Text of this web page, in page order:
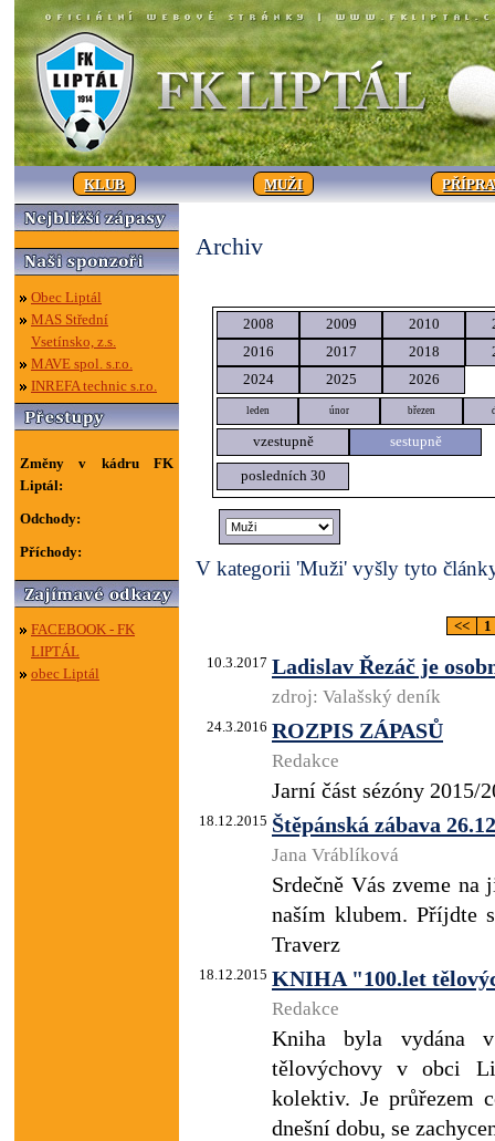
KLUB MUŽI
Obec Liptál
MAS Střední
Vsetínsko, z.s.
MAVE spol. s.r.o.
INREFA technic s.r.o.
Změny v kádru FK
Liptál:
Odchody:
Příchody:
FACEBOOK - FK
LIPTÁL
obec Liptál
Archiv
2008 2009 2010
2016
2017 2018
2024
2025 2026
leden únor březen
vzestupně sestupně
posledních 30
V kategorii 'Muži' vyšly tyto
<< 1
10.3.2017 Ladislav Řezáč je
zdroj: Valašský deník
24.3.2016 ROZPIS ZÁPASŮ
Redakce
Jarní část sézóny 2015/
18.12.2015 Štěpánská zábava
Jana Vráblíková
Srdečně Vás zveme na
naším klubem. Příjdte
Traverz
18.12.2015 KNIHA "100.let
Redakce
Kniha byla vydána
tělovýchovy v obci
kolektiv. Je průřezem
dnešní dobu, se